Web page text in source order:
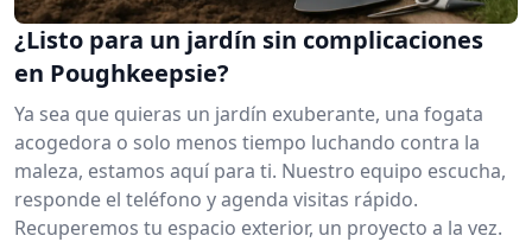
¿Listo para un jardín sin complicaciones
en Poughkeepsie?
Ya sea que quieras un jardín exuberante, una fogata
acogedora o solo menos tiempo luchando contra la
maleza, estamos aquí para ti. Nuestro equipo escucha,
responde el teléfono y agenda visitas rápido.
Recuperemos tu espacio exterior, un proyecto a la vez.